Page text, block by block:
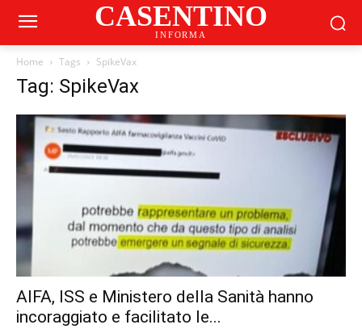
CASENTINO
INFORMA
Home Tags SpikeVax
Tag: SpikeVax
AIFA, ISS e Ministero della Sanità hanno
incoraggiato e facilitato le...